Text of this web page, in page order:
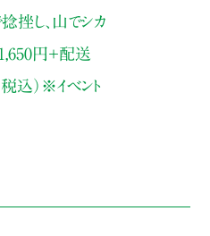
挫し、山でシカ
円＋配送
込）※イベント